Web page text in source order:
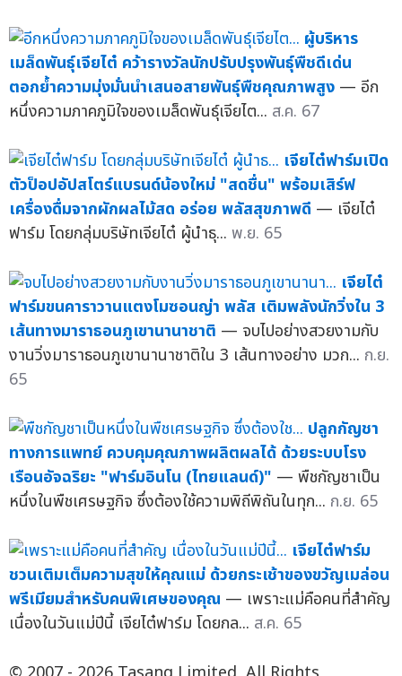
ผู้บริหาร
เมล็ดพันธุ์เจียไต๋ คว้ารางวัลนักปรับปรุงพันธุ์พืชดีเด่น
ตอกย้ำความมุ่งมั่นนำเสนอสายพันธุ์พืชคุณภาพสูง — อีก
หนึ่งความภาคภูมิใจของเมล็ดพันธุ์เจียไต... ส.ค. 67
เจียไต๋ฟาร์มเปิด
ตัวป็อปอัปสโตร์แบรนด์น้องใหม่ "สดชื่น" พร้อมเสิร์ฟ
เครื่องดื่มจากผักผลไม้สด อร่อย พลัสสุขภาพดี — เจียไต๋
ฟาร์ม โดยกลุ่มบริษัทเจียไต๋ ผู้นำธุ... พ.ย. 65
เจียไต๋
ฟาร์มขนคาราวานแตงโมซอนญ่า พลัส เติมพลังนักวิ่งใน 3
เส้นทางมาราธอนภูเขานานาชาติ — จบไปอย่างสวยงามกับ
งานวิ่งมาราธอนภูเขานานาชาติใน 3 เส้นทางอย่าง มวก... ก.ย.
65
ปลูกกัญชา
ทางการแพทย์ ควบคุมคุณภาพผลิตผลได้ ด้วยระบบโรง
เรือนอัจฉริยะ "ฟาร์มอินโน (ไทยแลนด์)" — พืชกัญชาเป็น
หนึ่งในพืชเศรษฐกิจ ซึ่งต้องใช้ความพิถีพิถันในทุก... ก.ย. 65
เจียไต๋ฟาร์ม
ชวนเติมเต็มความสุขให้คุณแม่ ด้วยกระเช้าของขวัญเมล่อน
พรีเมียมสำหรับคนพิเศษของคุณ — เพราะแม่คือคนที่สำคัญ
เนื่องในวันแม่ปีนี้ เจียไต๋ฟาร์ม โดยกล... ส.ค. 65